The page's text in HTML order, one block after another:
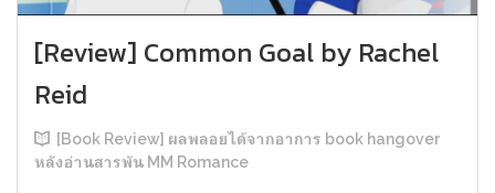
[Review] Common Goal by Rachel
Reid
[Book Review] ผลพลอยได้จากอาการ book hangover
หลังอ่านสารพัน MM Romance